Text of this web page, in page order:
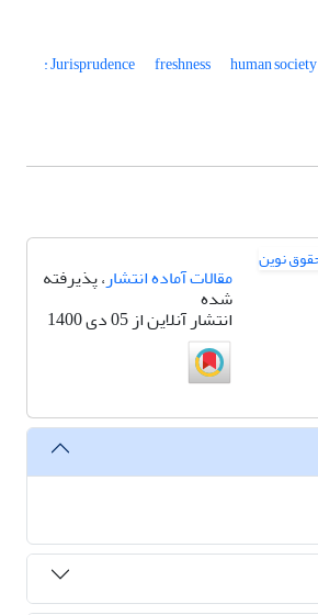
: Jurisprudence
freshness human society
مقالات آماده انتشار، پذیرفته
شده
انتشار آنلاین از 05 دی 1400